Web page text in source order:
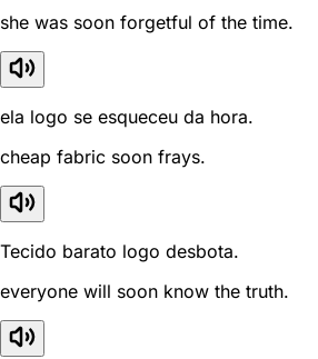
she was soon forgetful of the time.
ela logo se esqueceu da hora.
cheap fabric soon frays.
Tecido barato logo desbota.
everyone will soon know the truth.